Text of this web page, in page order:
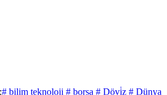
# bilim teknoloji # borsa # Dövi̇z # Dünya